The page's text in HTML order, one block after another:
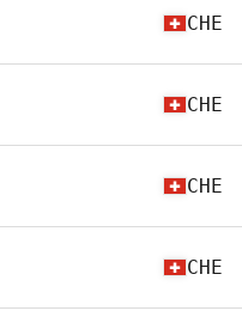
CHE
CHE
CHE
CHE